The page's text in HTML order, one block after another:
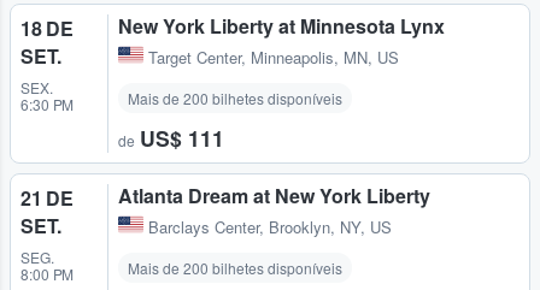
18 DE
SET.
SEX.
6:30 PM
New York Liberty at Minnesota Lynx
Target Center, Minneapolis, MN, US
Mais de 200 bilhetes disponíveis
de US$ 111
21 DE
SET.
SEG.
8:00 PM
Atlanta Dream at New York Liberty
Barclays Center, Brooklyn, NY, US
Mais de 200 bilhetes disponíveis